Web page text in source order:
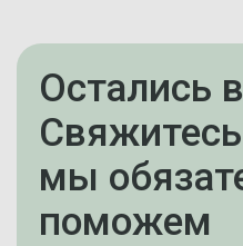
Остались
мы
поможем